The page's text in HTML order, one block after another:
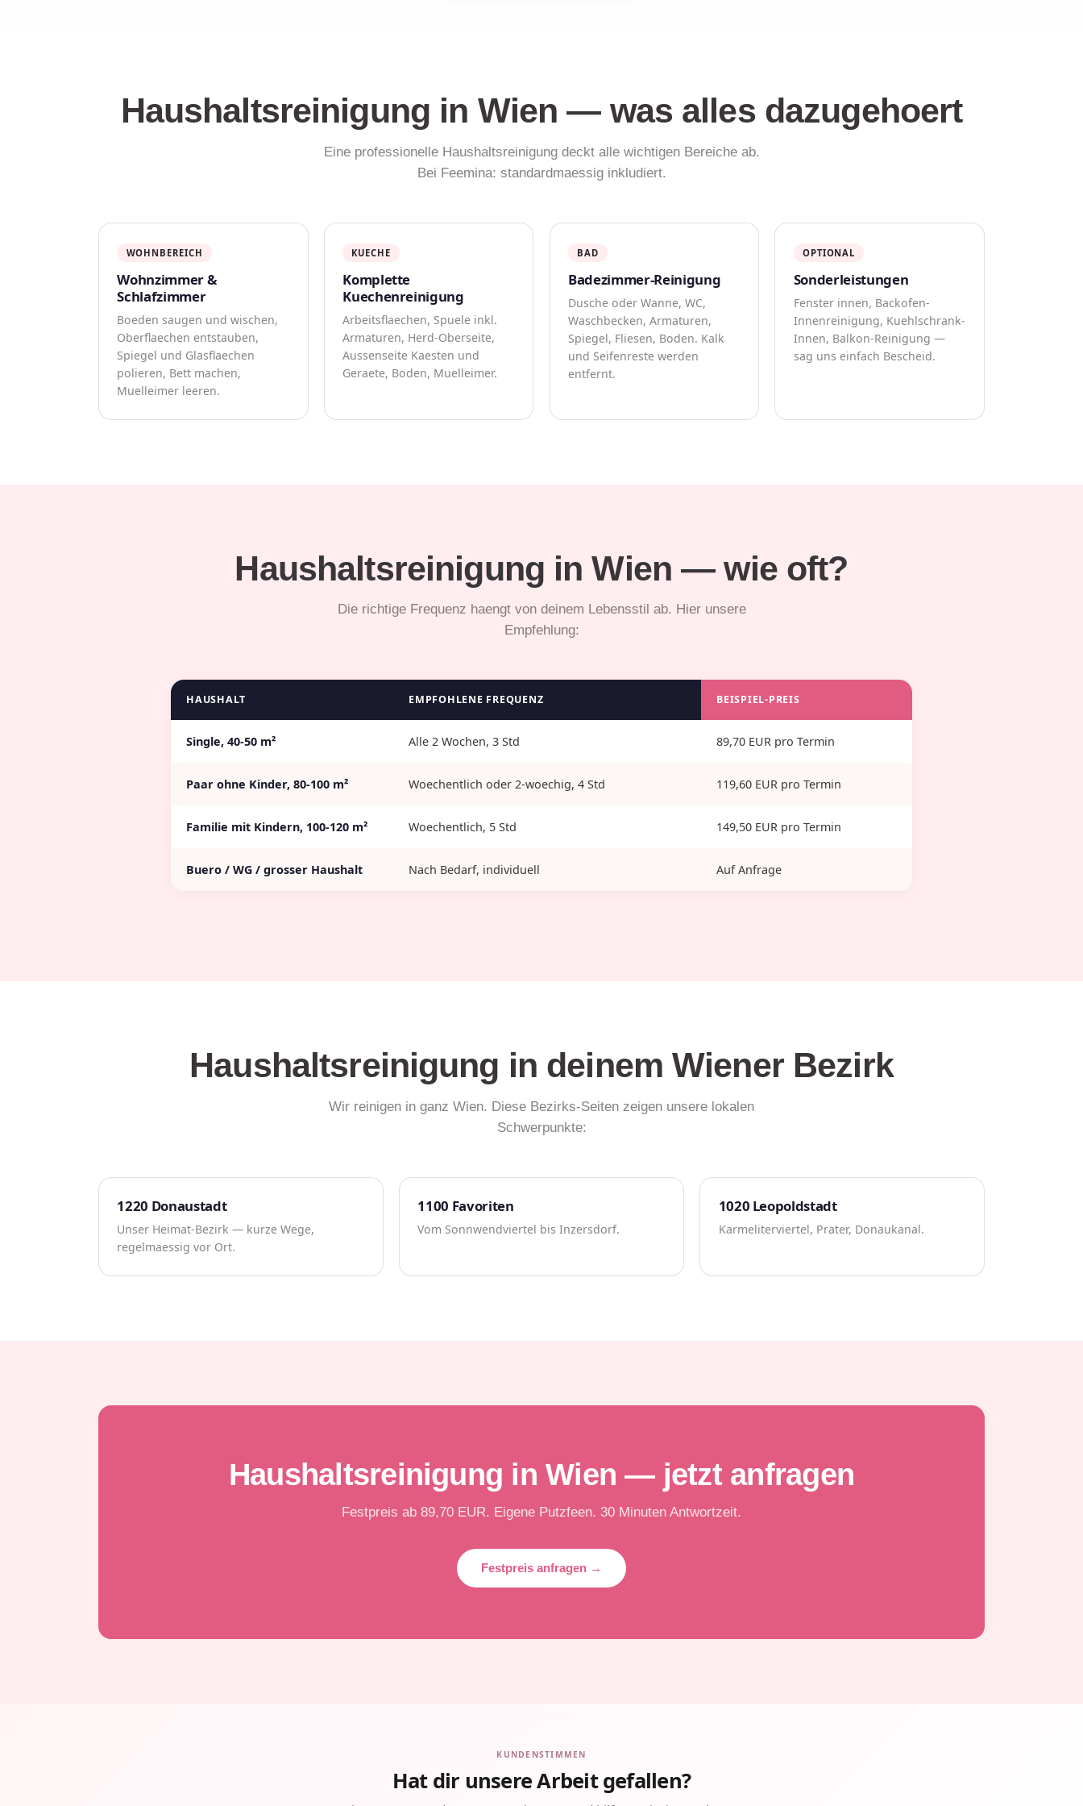
Haushaltsreinigung in Wien — was alles dazugehoert
Eine professionelle Haushaltsreinigung deckt alle wichtigen Bereiche ab.
Bei Feemina: standardmaessig inkludiert.
WOHNBEREICH
Wohnzimmer &
Schlafzimmer
Boeden saugen und wischen,
Oberflaechen entstauben,
Spiegel und Glasflaechen
polieren, Bett machen,
Muelleimer leeren.
KUECHE
Komplette
Kuechenreinigung
Arbeitsflaechen, Spuele inkl.
Armaturen, Herd-Oberseite,
Aussenseite Kaesten und
Geraete, Boden, Muelleimer.
BAD
Badezimmer-Reinigung
Dusche oder Wanne, WC,
Waschbecken, Armaturen,
Spiegel, Fliesen, Boden. Kalk
und Seifenreste werden
entfernt.
OPTIONAL
Sonderleistungen
Fenster innen, Backofen-
Innenreinigung, Kuehlschrank-
Innen, Balkon-Reinigung —
sag uns einfach Bescheid.
Haushaltsreinigung in Wien — wie oft?
Die richtige Frequenz haengt von deinem Lebensstil ab. Hier unsere
Empfehlung:
HAUSHALT EMPFOHLENE FREQUENZ BEISPIEL-PREIS
Single, 40-50 m² Alle 2 Wochen, 3 Std 89,70 EUR pro Termin
Paar ohne Kinder, 80-100 m² Woechentlich oder 2-woechig, 4 Std 119,60 EUR pro Termin
Familie mit Kindern, 100-120 m² Woechentlich, 5 Std 149,50 EUR pro Termin
Buero / WG / grosser Haushalt Nach Bedarf, individuell Auf Anfrage
Haushaltsreinigung in deinem Wiener Bezirk
Wir reinigen in ganz Wien. Diese Bezirks-Seiten zeigen unsere lokalen
Schwerpunkte:
1220 Donaustadt
Unser Heimat-Bezirk — kurze Wege,
regelmaessig vor Ort.
1100 Favoriten
Vom Sonnwendviertel bis Inzersdorf.
1020 Leopoldstadt
Karmeliterviertel, Prater, Donaukanal.
Haushaltsreinigung in Wien — jetzt anfragen
Festpreis ab 89,70 EUR. Eigene Putzfeen. 30 Minuten Antwortzeit.
Festpreis anfragen →
KUNDENSTIMMEN
Hat dir unsere Arbeit gefallen?